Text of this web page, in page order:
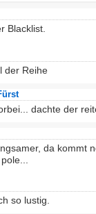
Blacklist.
der Reihe
dachte der
da kommt
so lustig.